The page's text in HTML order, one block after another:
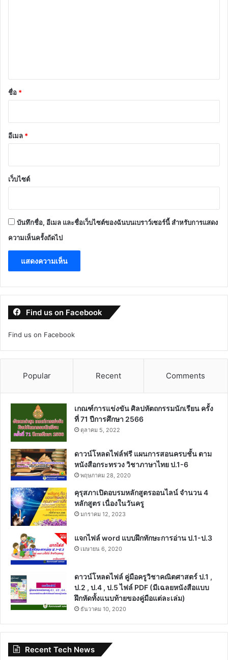
*
ชื่อ *
อีเมล *
เว็บไซต์
บันทึกชื่อ, อีเมล และชื่อเว็บไซต์ของฉันบนเบราว์เซอร์นี้ สำหรับการแสดง
ความเห็นครั้งถัดไป
Find us on Facebook
Find us on Facebook
Popular Recent Comments
เกณฑ์การแข่งขัน ศิลปหัตถกรรมนักเรียน ครั้ง
ที่ 71 ปีการศึกษา 2566
ตุลาคม 5, 2022
ดาวน์โหลดไฟล์ฟรี แผนการสอนครบชั้น ตาม
หนังสือกระทรวง วิชาภาษาไทย ป.1-6
พฤษภาคม 28, 2020
คุรุสภาเปิดอบรมหลักสูตรออนไลน์ จำนวน 4
หลักสูตร เนื่องในวันครู
มกราคม 12, 2023
แจกไฟล์ word แบบฝึกทักษะการอ่าน ป.1-ป.3
เมษายน 6, 2020
ดาวน์โหลดไฟล์ คู่มือครูวิชาคณิตศาสตร์ ป.1 ,
ป.2 , ป.4 , ป.5 ไฟล์ PDF (มีเฉลยหนังสือแบบ
ฝึกหัดทั้งแนบท้ายของคู่มือแต่ละเล่ม)
ธันวาคม 10, 2020
Recent Tech News